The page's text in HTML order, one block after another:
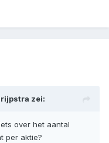
zei:
over het aantal
per aktie?